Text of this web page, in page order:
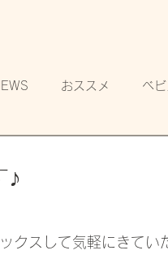
おススメ ベ
♪
クスして気軽にきてい